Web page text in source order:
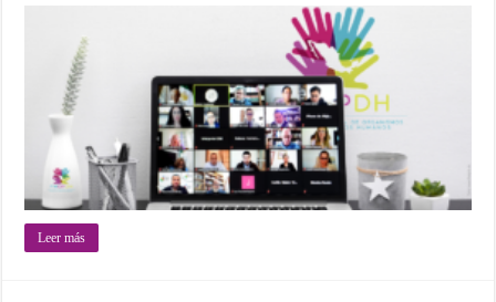
Leer más